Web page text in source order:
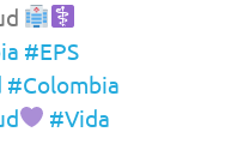
#EPS
#Colombia
#Vida